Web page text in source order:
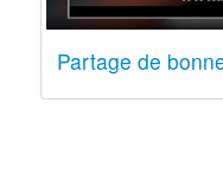
Partage de